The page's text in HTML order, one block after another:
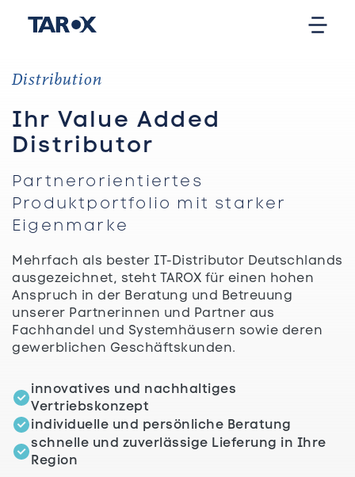
Distribution
Ihr Value Added
Distributor
Partnerorientiertes
Produktportfolio mit starker
Eigenmarke
Mehrfach als bester IT-Distributor Deutschlands
ausgezeichnet, steht TAROX für einen hohen
Anspruch in der Beratung und Betreuung
unserer Partnerinnen und Partner aus
Fachhandel und Systemhäusern sowie deren
gewerblichen Geschäftskunden.
innovatives und nachhaltiges
Vertriebskonzept
individuelle und persönliche Beratung
schnelle und zuverlässige Lieferung in Ihre
Region